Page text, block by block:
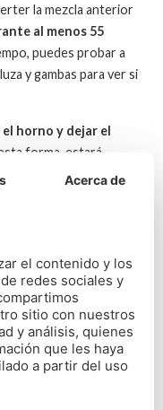
la mezcla anterior
al menos 55
puedes probar a
y gambas para ver si
el horno y dejar el
esta forma, estará
este tiempo, ya solo
frío o templado, en
en la que lo sirvas,
Acerca de
el contenido y los
redes sociales y
sitio con nuestros
y análisis, quienes
que les haya
a partir del uso